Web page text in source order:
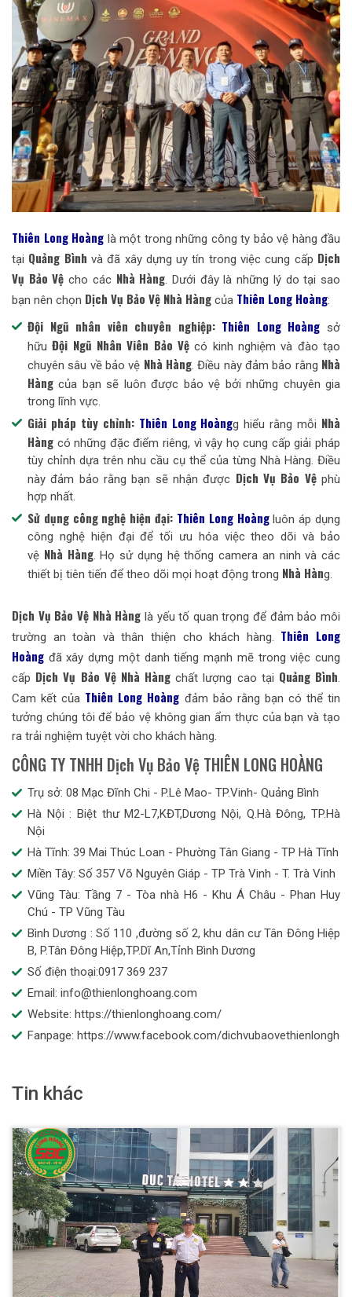
Thiên Long Hoàng là một trong những công ty bảo vệ hàng đầu
tại Quảng Bình và đã xây dựng uy tín trong việc cung cấp Dịch
Vụ Bảo Vệ cho các Nhà Hàng. Dưới đây là những lý do tại sao
bạn nên chọn Dịch Vụ Bảo Vệ Nhà Hàng của Thiên Long Hoàng:
Đội Ngũ nhân viên chuyên nghiệp: Thiên Long Hoàng sở
hữuĐội Ngũ Nhân Viên Bảo Vệ có kinh nghiệm và đào tạo
chuyên sâu về bảo vệ Nhà Hàng. Điều này đảm bảo rằng Nhà
Hàng của bạn sẽ luôn được bảo vệ bởi những chuyên gia
trong lĩnh vực.
Giải pháp tùy chỉnh: Thiên Long Hoàngg hiểu rằng mỗi Nhà
Hàng có những đặc điểm riêng, vì vậy họ cung cấp giải pháp
tùy chỉnh dựa trên nhu cầu cụ thể của từng Nhà Hàng. Điều
này đảm bảo rằng bạn sẽ nhận được Dịch Vụ Bảo Vệphù
hợp nhất.
Sử dụng công nghệ hiện đại: Thiên Long Hoàngluôn áp dụng
công nghệ hiện đại để tối ưu hóa việc theo dõi và bảo
vệ Nhà Hàng. Họ sử dụng hệ thống camera an ninh và các
thiết bị tiên tiến để theo dõi mọi hoạt động trong Nhà Hàng.
Dịch Vụ Bảo Vệ Nhà Hàng là yếu tố quan trọng để đảm bảo môi
trường an toàn và thân thiện cho khách hàng. Thiên Long
Hoàng đã xây dựng một danh tiếng mạnh mẽ trong việc cung
cấp Dịch Vụ Bảo Vệ Nhà Hàng chất lượng cao tại Quảng Bình.
Cam kết của Thiên Long Hoàng đảm bảo rằng bạn có thể tin
tưởng chúng tôi để bảo vệ không gian ẩm thực của bạn và tạo
ra trải nghiệm tuyệt vời cho khách hàng.
CÔNG TY TNHH Dịch Vụ Bảo Vệ THIÊN LONG HOÀNG
Trụ sở: 08 Mạc Đĩnh Chi - P.Lê Mao- TP.Vinh- Quảng Bình
Hà Nội : Biệt thư M2-L7,KĐT,Dương Nội, Q.Hà Đông, TP.Hà
Nội
Hà Tĩnh: 39 Mai Thúc Loan - Phường Tân Giang - TP Hà Tĩnh
Miền Tây: Số 357 Võ Nguyên Giáp - TP Trà Vinh - T. Trà Vinh
Vũng Tàu: Tầng 7 - Tòa nhà H6 - Khu Á Châu - Phan Huy
Chú - TP Vũng Tàu
Bình Dương : Số 110 ,đường số 2, khu dân cư Tân Đông Hiệp
B, P.Tân Đông Hiệp,TP.Dĩ An,Tỉnh Bình Dương
Số điện thoại:0917 369 237
Email: info@thienlonghoang.com
Website: https://thienlonghoang.com/
Fanpage: https://www.facebook.com/
Tin khác